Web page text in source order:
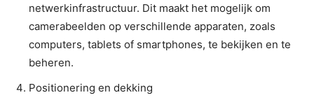
netwerkinfrastructuur. Dit maakt het mogelijk om
camerabeelden op verschillende apparaten, zoals
computers, tablets of smartphones, te bekijken en te
beheren.
Positionering en dekking